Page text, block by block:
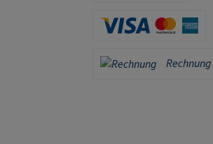
Rechnung
Rechnung